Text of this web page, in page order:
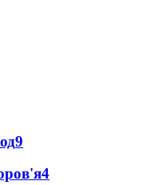
9
4